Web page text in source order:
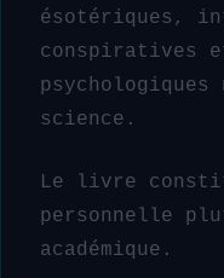
ésotériques,
conspiratives
science.
Le livre
personnelle
académique.